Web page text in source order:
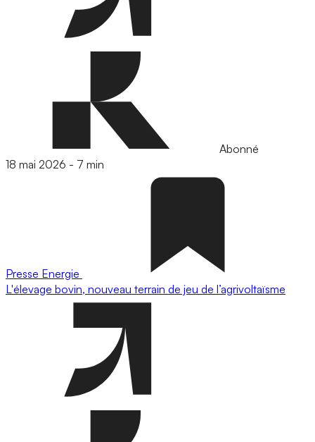
Abonné
18 mai 2026 - 7 min
Presse Energie
L'élevage bovin, nouveau terrain de jeu de l’agrivoltaïsme